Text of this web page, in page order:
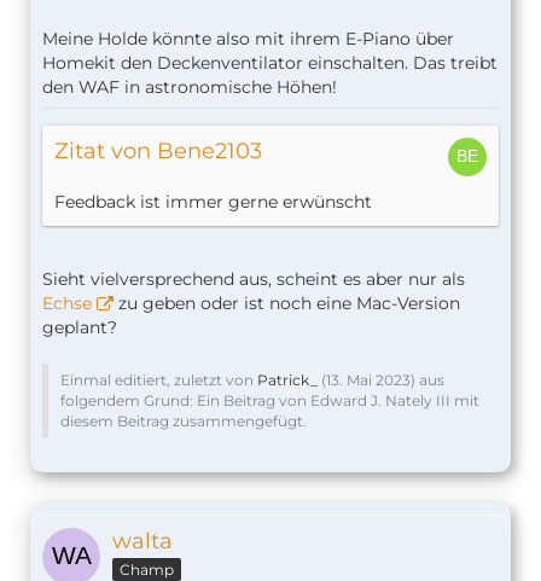
Meine Holde könnte also mit ihrem E-Piano über
Homekit den Deckenventilator einschalten. Das treibt
den WAF in astronomische Höhen!
Zitat von Bene2103
Feedback ist immer gerne erwünscht
Sieht vielversprechend aus, scheint es aber nur als
Echse
zu geben oder ist noch eine Mac-Version
geplant?
Einmal editiert, zuletzt von Patrick_ (13. Mai 2023) aus
folgendem Grund: Ein Beitrag von Edward J. Nately III mit
diesem Beitrag zusammengefügt.
walta
Champ